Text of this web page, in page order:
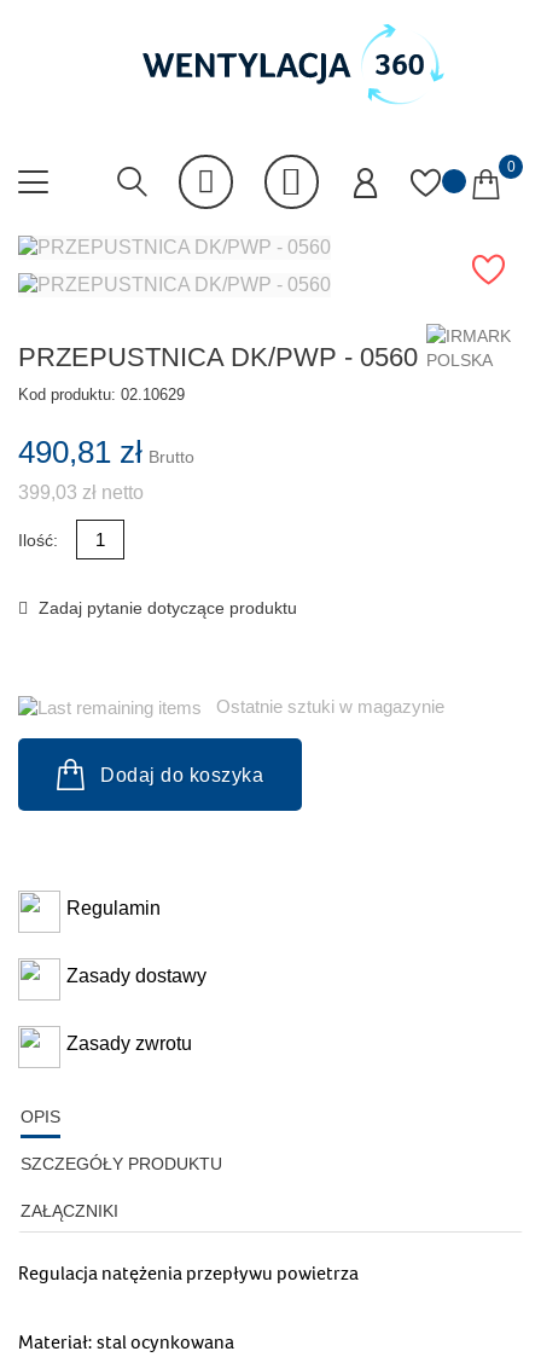
0
PRZEPUSTNICA DK/PWP - 0560
Kod produktu: 02.10629
490,81 zł Brutto
399,03 zł netto
Ilość:
Zadaj pytanie dotyczące produktu
Ostatnie sztuki w magazynie
Dodaj do koszyka
Regulamin
Zasady dostawy
Zasady zwrotu
OPIS
SZCZEGÓŁY PRODUKTU
ZAŁĄCZNIKI
Regulacja natężenia przepływu powietrza
Materiał: stal ocynkowana